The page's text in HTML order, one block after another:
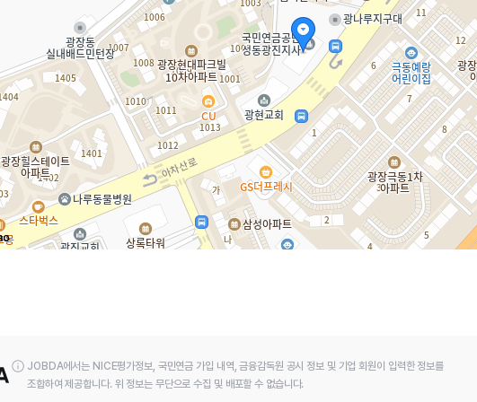
JOBDA에서는 NICE평가정보, 국민연금 가입 내역, 금융감독원 공시 정보 및 기업 회원이 입력한 정보를
조합하여 제공합니다. 위 정보는 무단으로 수집 및 배포할 수 없습니다.